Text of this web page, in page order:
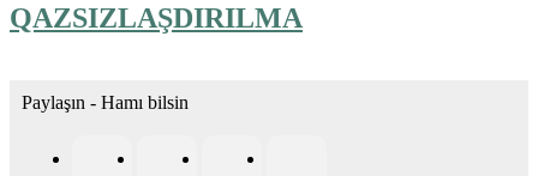
QAZSIZLAŞDIRILMA
Paylaşın - Hamı bilsin